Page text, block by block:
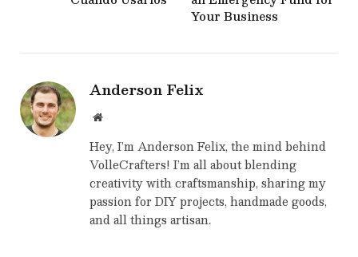
Your Business
Anderson Felix
Website
Hey, I’m Anderson Felix, the mind behind
VolleCrafters! I’m all about blending
creativity with craftsmanship, sharing my
passion for DIY projects, handmade goods,
and all things artisan.